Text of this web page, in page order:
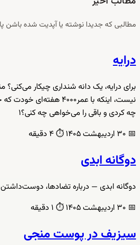
مطالبی که جدیدا نوشته یا آپدیت شده باشن
درایه
برای درایه، یک دانه شنداری چیکار
چه کردی و باقی را می‌خواهی چه کنی؟۱
📅
⏱️
دوگانه ابدی
دوگانه ابدی — درباره تضادها،
📅
⏱️
سیزیف در پوست منجی